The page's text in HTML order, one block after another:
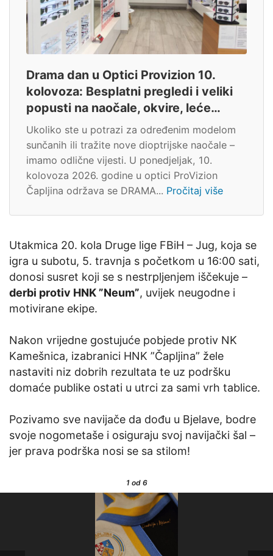
Drama dan u Optici Provizion 10.
kolovoza: Besplatni pregledi i veliki
popusti na naočale, okvire, leće…
Ukoliko ste u potrazi za određenim modelom
sunčanih ili tražite nove dioptrijske naočale –
imamo odlične vijesti. U ponedjeljak, 10.
kolovoza 2026. godine u optici ProVizion
Čapljina održava se DRAMA... Pročitaj više
Utakmica 20. kola Druge lige FBiH – Jug, koja se
igra u subotu, 5. travnja s početkom u 16:00 sati,
donosi susret koji se s nestrpljenjem iščekuje –
derbi protiv HNK ”Neum”, uvijek neugodne i
motivirane ekipe.
Nakon vrijedne gostujuće pobjede protiv NK
Kamešnica, izabranici HNK ”Čapljina” žele
nastaviti niz dobrih rezultata te uz podršku
domaće publike ostati u utrci za sami vrh tablice.
Pozivamo sve navijače da dođu u Bjelave, bodre
svoje nogometaše i osiguraju svoj navijački šal –
jer prava podrška nosi se sa stilom!
1od 6